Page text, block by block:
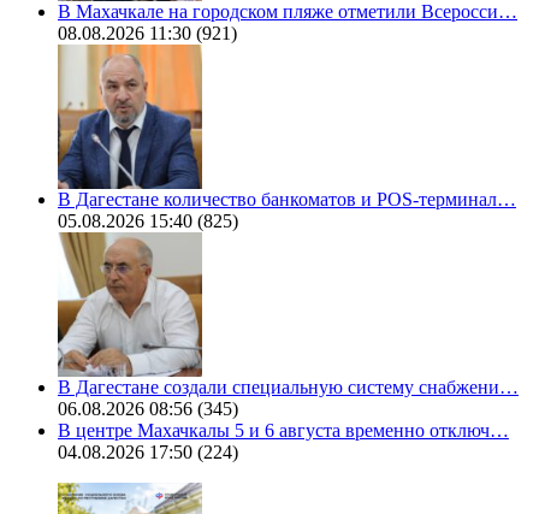
В Махачкале на городском пляже отметили Всеросси…
08.08.2026 11:30 (921)
В Дагестане количество банкоматов и POS-терминал…
05.08.2026 15:40 (825)
В Дагестане создали специальную систему снабжени…
06.08.2026 08:56 (345)
В центре Махачкалы 5 и 6 августа временно отключ…
04.08.2026 17:50 (224)